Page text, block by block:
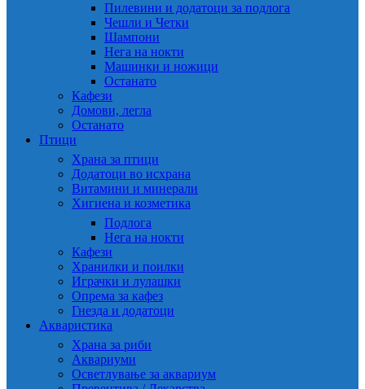
Пилевини и додатоци за подлога
Чешли и Четки
Шампони
Нега на нокти
Машинки и ножици
Останато
Кафези
Домови, легла
Останато
Птици
Храна за птици
Додатоци во исхрана
Витамини и минерали
Хигиена и козметика
Подлога
Нега на нокти
Кафези
Хранилки и поилки
Играчки и лулашки
Опрема за кафез
Гнезда и додатоци
Акваристика
Храна за риби
Аквариуми
Осветлување за аквариум